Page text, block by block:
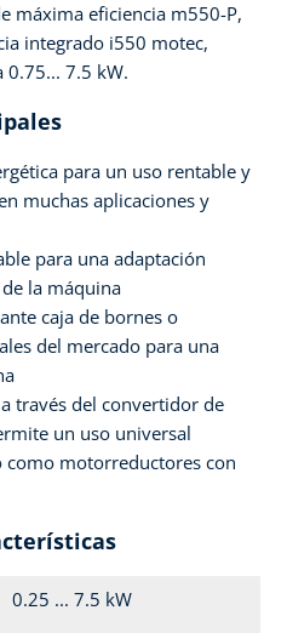
máxima eficiencia m550-P,
integrado i550 motec,
0.75... 7.5 kW.
para un uso rentable y
muchas aplicaciones y
para una adaptación
la máquina
caja de bornes o
del mercado para una
través del convertidor de
un uso universal
como motorreductores con
0.25 ... 7.5 kW